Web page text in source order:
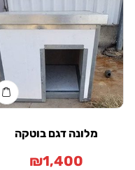
מלונה דגם בוטקה
₪1,400